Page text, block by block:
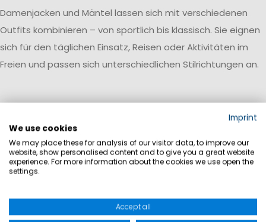
Damenjacken und Mäntel lassen sich mit verschiedenen
Outfits kombinieren – von sportlich bis klassisch. Sie eignen
sich für den täglichen Einsatz, Reisen oder Aktivitäten im
Freien und passen sich unterschiedlichen Stilrichtungen an.
Imprint
We use cookies
We may place these for analysis of our visitor data, to improve our
website, show personalised content and to give you a great website
experience. For more information about the cookies we use open the
settings.
Accept all